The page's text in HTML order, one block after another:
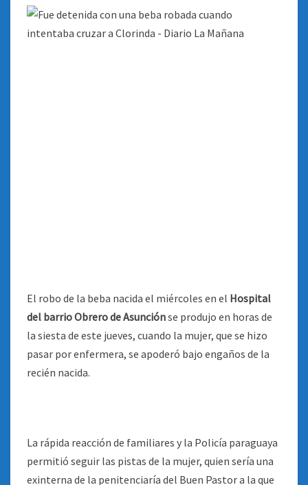
El robo de la beba nacida el miércoles en el Hospital
del barrio Obrero de Asunciónse produjo en horas de
la siesta de este jueves, cuando la mujer, que se hizo
pasar por enfermera, se apoderó bajo engaños de la
recién nacida.
La rápida reacción de familiares y la Policía paraguaya
permitió seguir las pistas de la mujer, quien sería una
exinterna de la penitenciaría del Buen Pastor a la que